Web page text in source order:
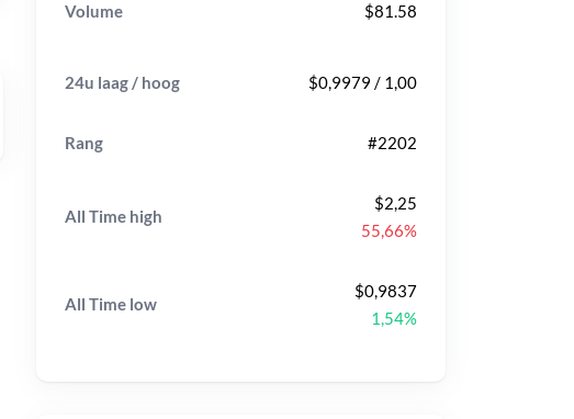
Volume $81.58
24u laag / hoog $0,9979 / 1,00
Rang #2202
All Time high
$2,25
55,66%
All Time low
$0,9837
1,54%